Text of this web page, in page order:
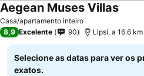
Casa/apartamento inteiro
Aegean Muses VillasVer
8,9 Excelente 90 Lipsi, a 16.6
Selecione as datas para ver os
exatos.